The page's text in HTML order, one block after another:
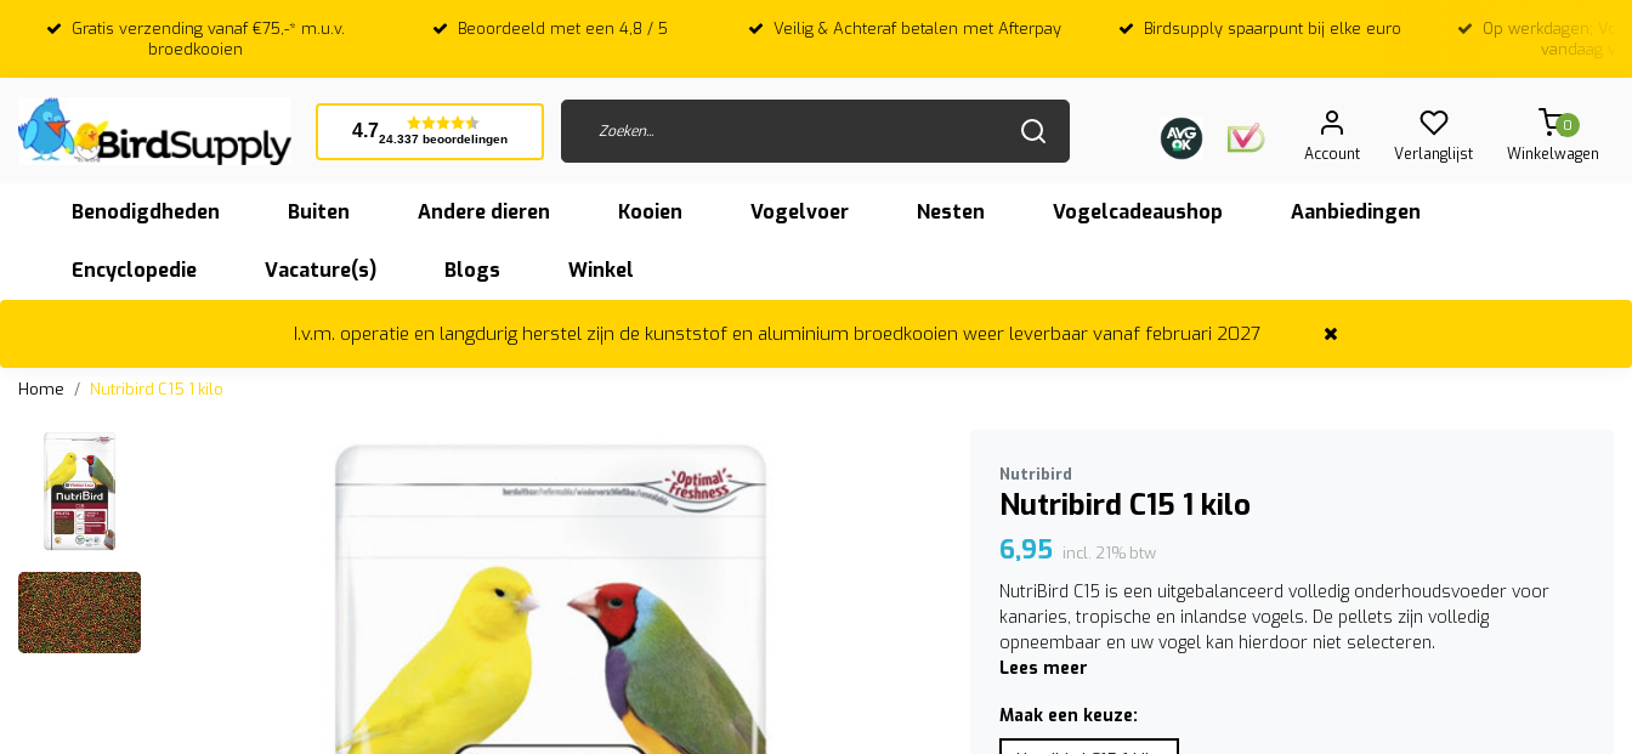
Gratis verzending vanaf €75,-* m.u.v.
broedkooien
Beoordeeld met een 4,8 / 5 Veilig & Achteraf betalen met Afterpay Birdsupply spaarpunt bij elke euro
Op werkdagen;
vandaag
4.724.337 beoordelingen
Account Verlanglijst
0
Winkelwagen
Benodigdheden Buiten Andere dieren Kooien Vogelvoer Nesten Vogelcadeaushop Aanbiedingen
Encyclopedie Vacature(s) Blogs Winkel
I.v.m. operatie en langdurig herstel zijn de kunststof en aluminium broedkooien weer leverbaar vanaf februari 2027
Home Nutribird C15 1 kilo
Nutribird
Nutribird C15 1 kilo
6,95 incl. 21% btw
NutriBird C15 is een uitgebalanceerd volledig onderhoudsvoeder voor
kanaries, tropische en inlandse vogels. De pellets zijn volledig
opneembaar en uw vogel kan hierdoor niet selecteren.
Lees meer
Maak een keuze: